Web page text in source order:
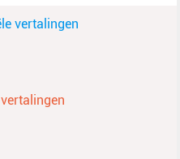
vertalingen